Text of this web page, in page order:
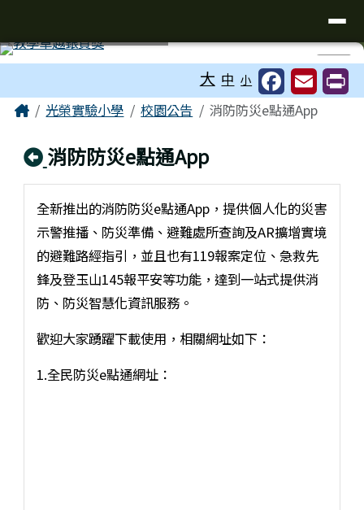
⏸
大 中 小
主內容區域
Home光榮實驗小學 校園公告 消防防災e點通App
回上頁
消防防災e點通App
全新推出的消防防災e點通App，提供個人化的災害
示警推播、防災準備、避難處所查詢及AR擴增實境
的避難路經指引，並且也有119報案定位、急救先
鋒及登玉山145報平安等功能，達到一站式提供消
防、防災智慧化資訊服務。
歡迎大家踴躍下載使用，相關網址如下：
1.全民防災e點通網址：
頁尾區域